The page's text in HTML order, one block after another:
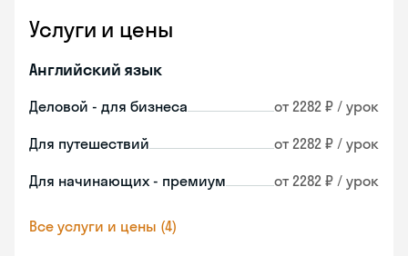
Услуги и цены
Английский язык
Деловой - для бизнеса от 2282 ₽ / урок
Для путешествий от 2282 ₽ / урок
Для начинающих - премиум от 2282 ₽ / урок
Все услуги и цены (4)